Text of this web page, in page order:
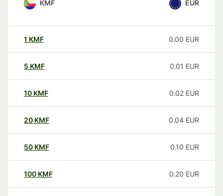
KMF EUR
1 KMF 0.00 EUR
5 KMF 0.01 EUR
10 KMF 0.02 EUR
20 KMF 0.04 EUR
50 KMF 0.10 EUR
100 KMF 0.20 EUR